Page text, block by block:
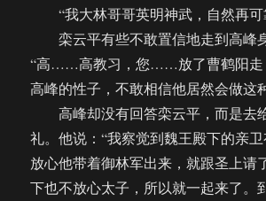
“我大林哥哥英明神武，自然再可
栾云平有些不敢置信地走到高峰
“高……高教习，您……放了曹鹤阳走
高峰的性子，不敢相信他居然会做这
高峰却没有回答栾云平，而是去
礼。他说：“我察觉到魏王殿下的亲
放心他带着御林军出来，就跟圣上请
下也不放心太子，所以就一起来了。